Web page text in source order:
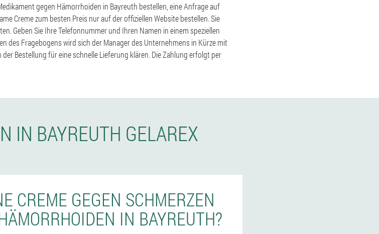
gegen Hämorrhoiden in Bayreuth bestellen, eine Anfrage auf
Creme zum besten Preis nur auf der offiziellen Website bestellen. Sie
Geben Sie Ihre Telefonnummer und Ihren Namen in einem speziellen
des Fragebogens wird sich der Manager des Unternehmens in Kürze mit
Bestellung für eine schnelle Lieferung klären. Die Zahlung erfolgt per
IN BAYREUTH GELAREX
CREME GEGEN SCHMERZEN
IN BAYREUTH?